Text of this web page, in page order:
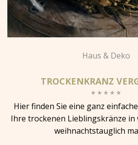
Haus & Deko
TROCKENKRANZ
* * * * *
Hier finden Sie eine ganz
Ihre trockenen Lieblingskränze
weihnachtstauglich